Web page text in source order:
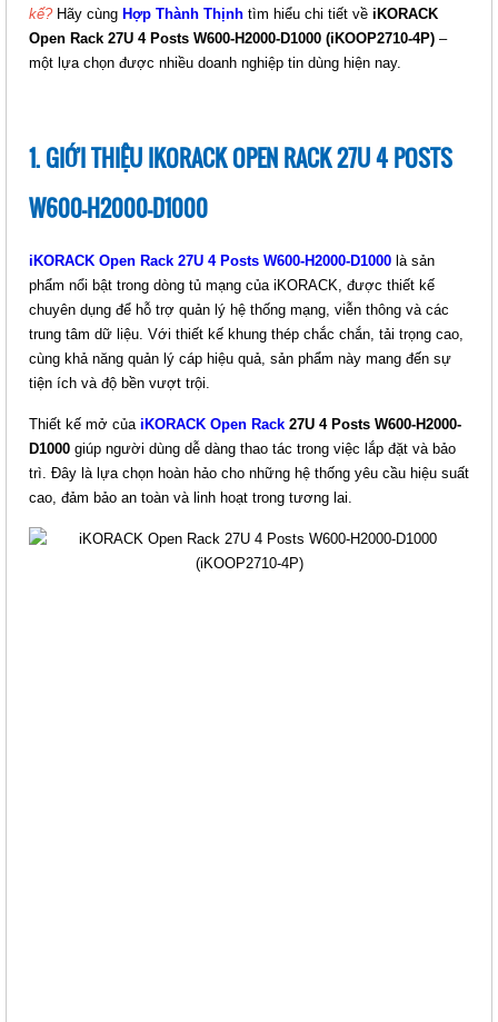
IKORACK OPEN RACK 42U 4
Giá: Liên hệ
Mã sản phẩm: MT-iKOOP42-4P
POSTS, W530-H1735-D700
(IKOOP36-2P)
Giá: Liên hệ
kế?Hãy cùng Hợp Thành Thịnh tìm hiểu chi tiết về iKORACK
Open Rack 27U 4 Posts W600-H2000-D1000 (iKOOP2710-4P) –
một lựa chọn được nhiều doanh nghiệp tin dùng hiện nay.
1. GIỚI THIỆU IKORACK OPEN RACK 27U 4 POSTS
W600-H2000-D1000
iKORACK Open Rack 27U 4 Posts W600-H2000-D1000 là sản
phẩm nổi bật trong dòng tủ mạng của iKORACK, được thiết kế
chuyên dụng để hỗ trợ quản lý hệ thống mạng, viễn thông và các
trung tâm dữ liệu. Với thiết kế khung thép chắc chắn, tải trọng cao,
cùng khả năng quản lý cáp hiệu quả, sản phẩm này mang đến sự
tiện ích và độ bền vượt trội.
Thiết kế mở của iKORACK Open Rack 27U 4 Posts W600-H2000-
D1000 giúp người dùng dễ dàng thao tác trong việc lắp đặt và bảo
trì. Đây là lựa chọn hoàn hảo cho những hệ thống yêu cầu hiệu suất
cao, đảm bảo an toàn và linh hoạt trong tương lai.